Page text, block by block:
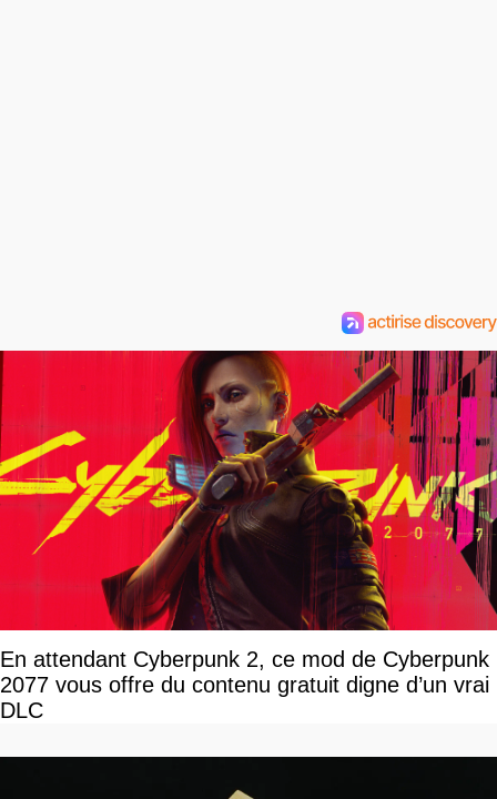
En attendant Cyberpunk 2, ce mod de Cyberpunk
2077 vous offre du contenu gratuit digne d’un vrai
DLC